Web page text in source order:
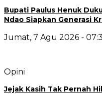
Bupati Paulus Henuk
Ndao Siapkan Generasi
Jumat, 7 Agu 2026 -
Opini
Jejak Kasih Tak Pernah